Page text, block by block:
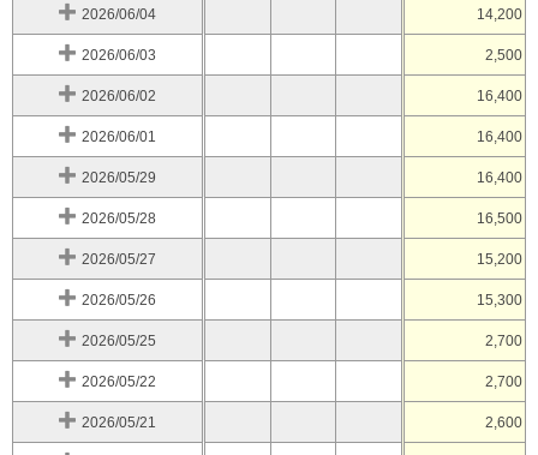
2026/06/04 14,200
2026/06/03 2,500
2026/06/02 16,400
2026/06/01 16,400
2026/05/29 16,400
2026/05/28 16,500
2026/05/27 15,200
2026/05/26 15,300
2026/05/25 2,700
2026/05/22 2,700
2026/05/21 2,600